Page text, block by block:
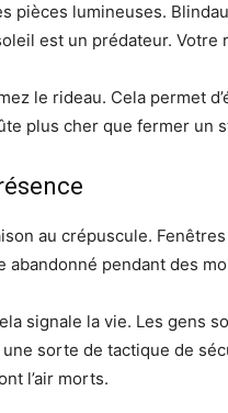
pièces lumineuses.
est un prédateur. Votre
le rideau. Cela permet
plus cher que fermer un
au crépuscule.
abandonné pendant des
signale la vie. Les gens
sorte de tactique de
l’air morts.